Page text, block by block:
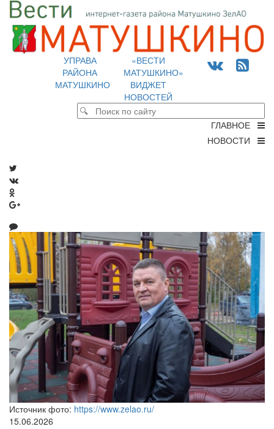
УПРАВА
РАЙОНА
МАТУШКИНО
«ВЕСТИ
МАТУШКИНО»
ВИДЖЕТ
НОВОСТЕЙ
ГЛАВНОЕ
НОВОСТИ
Источник фото: https://www.zelao.ru/
15.06.2026